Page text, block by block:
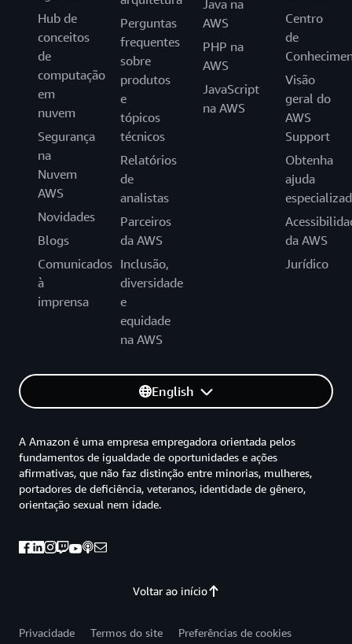
Hub de
conceitos
de
computação
em
nuvem
Segurança
na
Nuvem
AWS
Novidades
Blogs
Comunicados
à
imprensa
Perguntas
frequentes
sobre
produtos
e
tópicos
técnicos
Relatórios
de
analistas
Parceiros
da AWS
Inclusão,
diversidade
e
equidade
na AWS
Java na
AWS
PHP na
AWS
JavaScript
na AWS
Centro
de
Visão
geral do
AWS
Support
Obtenha
ajuda
da AWS
Jurídico
English
Voltar ao início
A Amazon é uma empresa empregadora orientada pelos
fundamentos de igualdade de oportunidades e ações
afirmativas, que não faz distinção entre minorias, mulheres,
portadores de deficiência, veteranos, identidade de gênero,
orientação sexual nem idade.
Privacidade Termos do site
Preferências de cookies